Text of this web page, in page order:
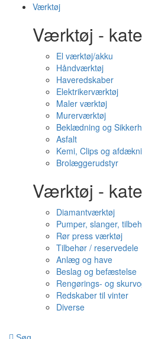
Værktøj
Værktøj -
El værktøj/akku
Håndværktøj
Haveredskaber
Elektrikerværktøj
Maler værktøj
Murerværktøj
Beklædning og
Asfalt
Kemi, Clips og
Brolæggerudstyr
Værktøj -
Diamantværktøj
Pumper, slanger,
Rør press værktøj
Tilbehør / reservedele
Anlæg og have
Beslag og befæstelse
Rengørings- og
Redskaber til vinter
Diverse